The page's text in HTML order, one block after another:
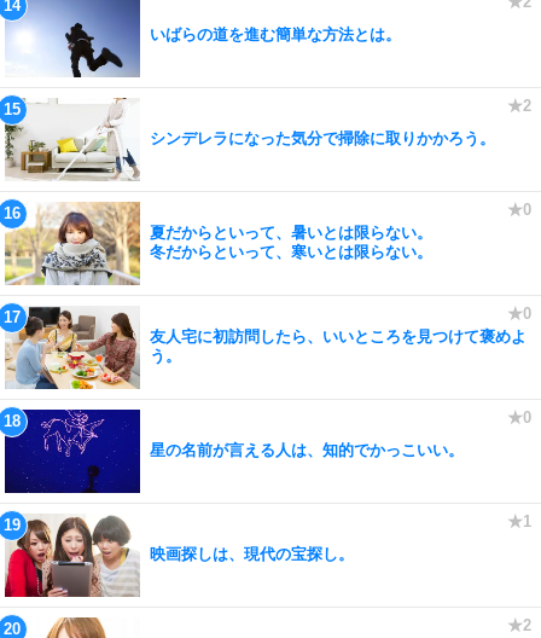
いばらの道を進む簡単な方法とは。
シンデレラになった気分で掃除に取りかかろう。
夏だからといって、暑いとは限らない。
冬だからといって、寒いとは限らない。
友人宅に初訪問したら、いいところを見つけて褒めよ
う。
星の名前が言える人は、知的でかっこいい。
映画探しは、現代の宝探し。